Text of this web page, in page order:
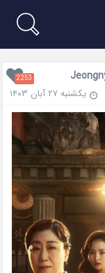
2253
یکشنبه ۲۷ آبان ۱۴۰۳